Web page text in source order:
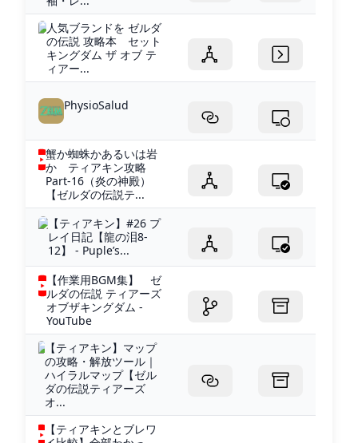
人気ブランドを ゼルダ
の伝説 攻略本 セット
キングダム ザ オブ テ
ィアー...
PhysioSalud
蟹か蜘蛛かあるいは岩
か ティアキン攻略
Part‐16（炎の神殿）
【ゼルダの伝説テ...
【ティアキン】#26 プ
レイ日記【龍の泪8-
12】 - Puple’s...
【作業用BGM集】 ゼ
ルダの伝説 ティアーズ
オブザキングダム -
YouTube
【ティアキン】マップ
の攻略・解放ツール｜
ハイラルマップ【ゼル
ダの伝説ティアーズ
オ...
【ティアキンとブレワ